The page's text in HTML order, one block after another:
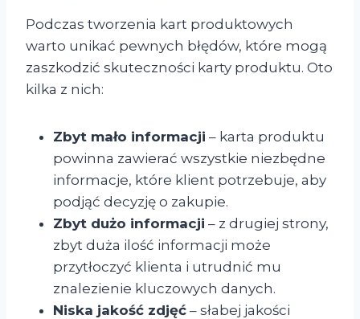
Podczas tworzenia kart produktowych
warto unikać pewnych błędów, które mogą
zaszkodzić skuteczności karty produktu. Oto
kilka z nich:
Zbyt mało informacji – karta produktu
powinna zawierać wszystkie niezbędne
informacje, które klient potrzebuje, aby
podjąć decyzję o zakupie.
Zbyt dużo informacji – z drugiej strony,
zbyt duża ilość informacji może
przytłoczyć klienta i utrudnić mu
znalezienie kluczowych danych.
Niska jakość zdjęć – słabej jakości